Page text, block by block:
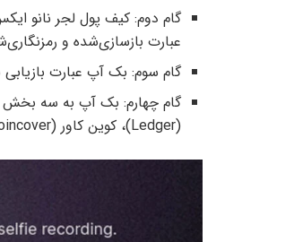
عبارت بازسازی‌شده و
گام سوم: بک آپ عبارت
گام چهارم: بک آپ به سه
(Ledger)، کوین کاور (Coincover) و یک سرور ثالث نگهداری می‌شود.